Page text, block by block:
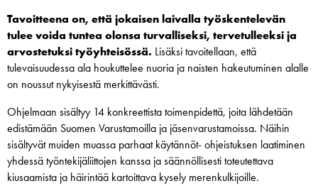
Tavoitteena on, että jokaisen laivalla työskentelevän
tulee voida tuntea olonsa turvalliseksi, tervetulleeksi ja
arvostetuksi työyhteisössä. Lisäksi tavoitellaan, että
tulevaisuudessa ala houkuttelee nuoria ja naisten hakeutuminen alalle
on noussut nykyisestä merkittävästi.
Ohjelmaan sisältyy 14 konkreettista toimenpidettä, joita lähdetään
edistämään Suomen Varustamoilla ja jäsenvarustamoissa. Näihin
sisältyvät muiden muassa parhaat käytännöt- ohjeistuksen laatiminen
yhdessä työntekijäliittojen kanssa ja säännöllisesti toteutettava
kiusaamista ja häirintää kartoittava kysely merenkulkijoille.